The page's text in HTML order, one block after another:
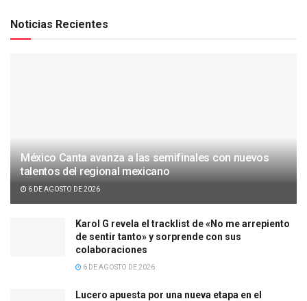
Noticias Recientes
México Canta avanza a las semifinales con nuevos
talentos del regional mexicano
6 DE AGOSTO DE 2026
Karol G revela el tracklist de «No me arrepiento
de sentir tanto» y sorprende con sus
colaboraciones
6 DE AGOSTO DE 2026
Lucero apuesta por una nueva etapa en el